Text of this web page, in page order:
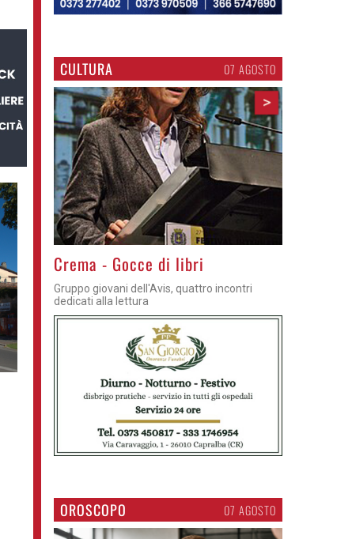
CULTURA 07 AGOSTO
>
Crema - Gocce di libri
Gruppo giovani dell'Avis, quattro incontri
dedicati alla lettura
OROSCOPO 07 AGOSTO